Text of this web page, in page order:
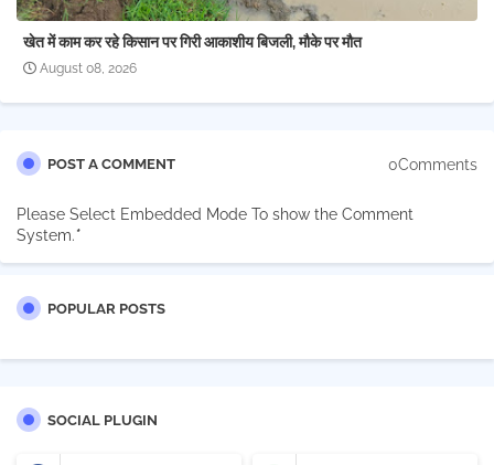
खेत में काम कर रहे किसान पर गिरी आकाशीय बिजली, मौके पर मौत
August 08, 2026
POST A COMMENT 0Comments
Please Select Embedded Mode To show the Comment
System.*
POPULAR POSTS
SOCIAL PLUGIN